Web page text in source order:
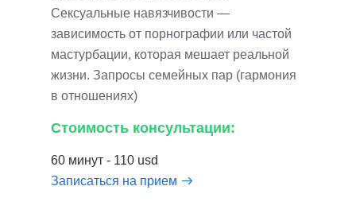
Сексуальные навязчивости —
зависимость от порнографии или частой
мастурбации, которая мешает реальной
жизни. Запросы семейных пар (гармония
в отношениях)
Стоимость консультации:
60 минут - 110 usd
Записаться на прием